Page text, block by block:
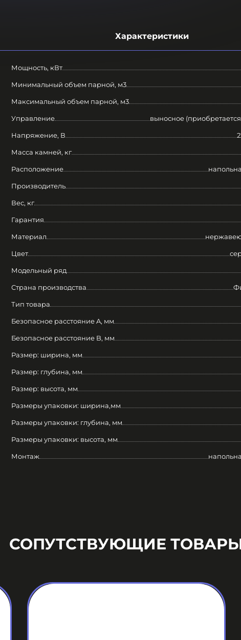
Характеристики
Мощность, кВт
Минимальный объем парной, м3
Максимальный объем парной, м3
Управление выносное
Напряжение, В
Масса камней, кг
Расположение
Производитель
Вес, кг
Гарантия
Материал
Цвет
Модельный ряд
Страна производства
Тип товара
Безопасное расстояние A, мм
Безопасное расстояние B, мм
Размер: ширина, мм
Размер: глубина, мм
Размер: высота, мм
Размеры упаковки: ширина,мм
Размеры упаковки: глубина, мм
Размеры упаковки: высота, мм
Монтаж
СОПУТСТВУЮЩИЕ